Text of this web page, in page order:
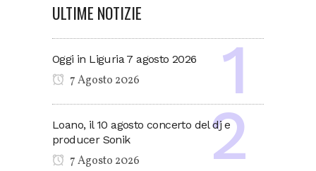
ULTIME NOTIZIE
Oggi in Liguria 7 agosto 2026
7 Agosto 2026
Loano, il 10 agosto concerto del dj e
producer Sonik
7 Agosto 2026